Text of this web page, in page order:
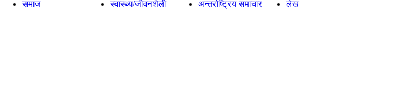
समाज स्वास्थ्य/जीवनशैली अन्तर्राष्ट्रिय समाचार लेख